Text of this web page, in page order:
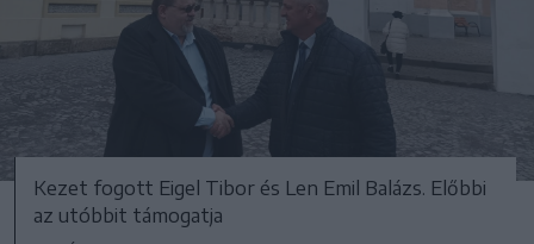
Kezet fogott Eigel Tibor és Len Emil Balázs. Előbbi
az utóbbit támogatja